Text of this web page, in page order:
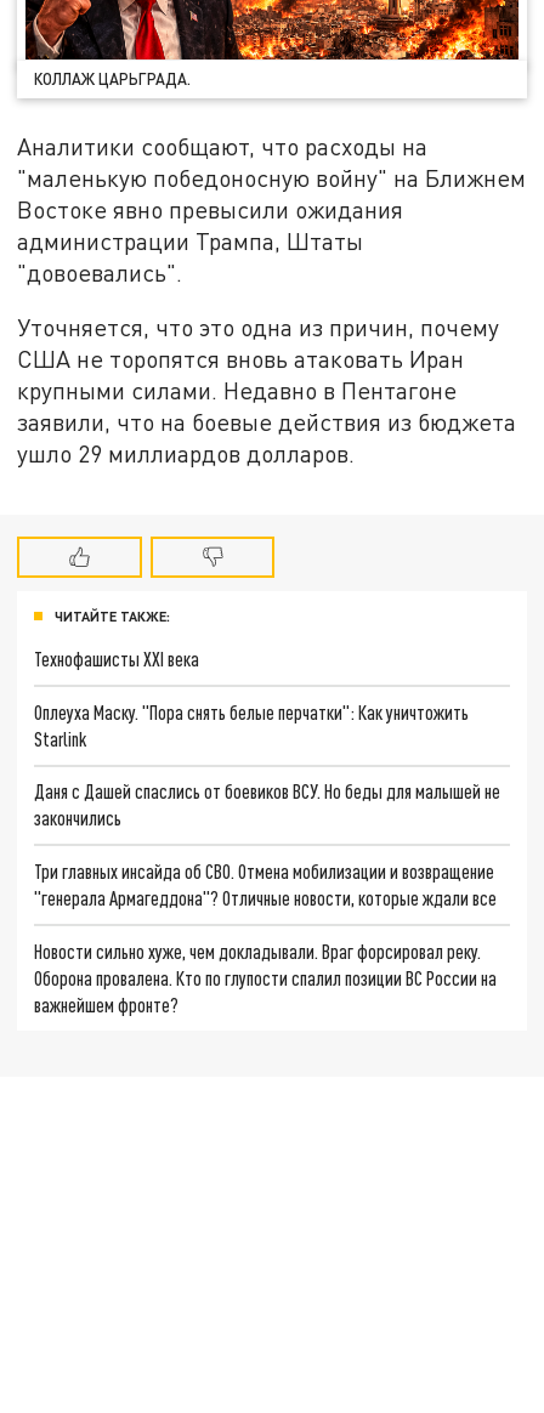
КОЛЛАЖ ЦАРЬГРАДА.
Аналитики сообщают, что расходы на
"маленькую победоносную войну" на Ближнем
Востоке явно превысили ожидания
администрации Трампа, Штаты
"довоевались".
Уточняется, что это одна из причин, почему
США не торопятся вновь атаковать Иран
крупными силами. Недавно в Пентагоне
заявили, что на боевые действия из бюджета
ушло 29 миллиардов долларов.
ЧИТАЙТЕ ТАКЖЕ:
Технофашисты XXI века
Оплеуха Маску. "Пора снять белые перчатки": Как уничтожить
Starlink
Даня с Дашей спаслись от боевиков ВСУ. Но беды для малышей не
закончились
Три главных инсайда об СВО. Отмена мобилизации и возвращение
"генерала Армагеддона"? Отличные новости, которые ждали все
Новости сильно хуже, чем докладывали. Враг форсировал реку.
Оборона провалена. Кто по глупости спалил позиции ВС России на
важнейшем фронте?